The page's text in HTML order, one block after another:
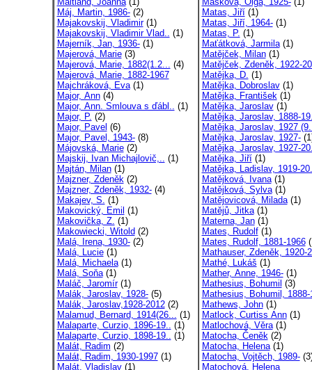
Máj, Martin, 1986-(2)
Majakovskij, Vladimir(1)
Majakovskij, Vladimir Vlad.. (1)
Majerník, Jan, 1936-(1)
Majerová, Marie(3)
Majerová, Marie, 1882(1.2... (4)
Majerová, Marie, 1882-1967
Majchráková, Eva(1)
Major, Ann(4)
Major, Ann. Smlouva s ďábl.. (1)
Major, P. (2)
Major, Pavel (6)
Major, Pavel, 1943-(8)
Májovská, Marie(2)
Majskij, Ivan Michajlovič,.. (1)
Majtán, Milan(1)
Majzner, Zdeněk(2)
Majzner, Zdeněk, 1932-(4)
Makajev, S. (1)
Makovický, Emil (1)
Makovička, Z. (1)
Makowiecki, Witold (2)
Malá, Irena, 1930-(2)
Malá, Lucie(1)
Malá, Michaela(1)
Malá, Soňa(1)
Maláč, Jaromír(1)
Malák, Jaroslav, 1928-(5)
Malák, Jaroslav,1928-2012(2)
Malamud, Bernard, 1914(26... (1)
Malaparte, Curzio, 1896-19.. (1)
Malaparte, Curzio, 1898-19.. (1)
Malát, Radim (2)
Malát, Radim, 1930-1997(1)
Malát, Vladislav(1)
Matas, Jiří(1)
Matas, Jiří, 1964-(1)
Matas, P. (1)
Maťátková, Jarmila(1)
Matějček, Milan(1)
Matějček, Zdeněk, 1922-
Matějka, D. (1)
Matějka, Dobroslav(1)
Matějka, František(1)
Matějka, Jaroslav(1)
Matějka, Jaroslav, 1888-
Matějka, Jaroslav, 1927
Matějka, Jaroslav, 1927-
Matějka, Jaroslav, 1927-
Matějka, Jiří(1)
Matějka, Ladislav, 1919-
Matějková, Ivana(1)
Matějková, Sylva(1)
Matějovicová, Milada(1)
Matějů, Jitka(1)
Materna, Jan(1)
Mates, Rudolf(1)
Mates, Rudolf, 1881-1966
Mathauser, Zdeněk, 1920-
Mathé, Lukáš (1)
Mather, Anne, 1946-(1)
Mathesius, Bohumil (3)
Mathesius, Bohumil, 1888-
Mathews, John(1)
Matlock, Curtiss Ann(1)
Matlochová, Věra(1)
Matocha, Čeněk(2)
Matocha, Helena(1)
Matocha, Vojtěch, 1989-
Matochová, Helena